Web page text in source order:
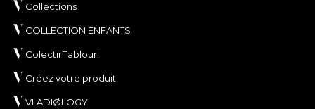
Collections
COLLECTION ENFANTS
Colectii Tablouri
Créez votre produit
VLADIØLOGY